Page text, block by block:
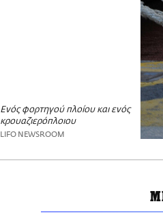
Ενός φορτηγού πλοίου και ενός
κρουαζιερόπλοιου
LIFO NEWSROOM